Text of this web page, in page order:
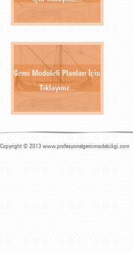
Gemi Modoleli Planları İçin
Tıklayınız...
Copyright © 2013 www.profesyonelgemimodelciligi.com